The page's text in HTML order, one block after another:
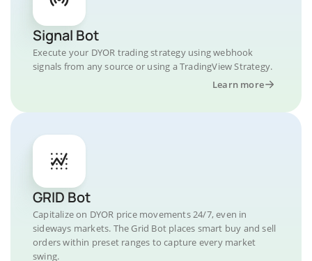
Signal Bot
Execute your DYOR trading strategy using webhook
signals from any source or using a TradingView Strategy.
Learn more
GRID Bot
Capitalize on DYOR price movements 24/7, even in
sideways markets. The Grid Bot places smart buy and sell
orders within preset ranges to capture every market
swing.